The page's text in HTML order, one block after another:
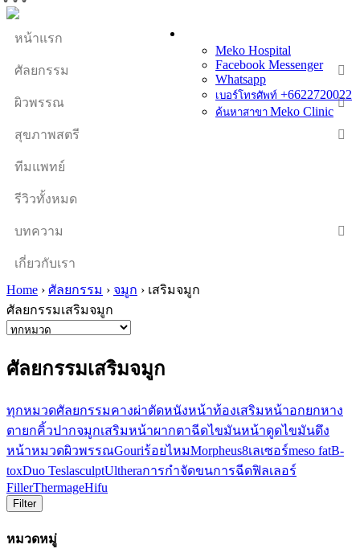
Meko Hospital
Facebook Messenger
Whatsapp
เบอร์โทรศัพท์ +6622720022
ค้นหาสาขา Meko Clinic
หน้าแรก
ศัลยกรรม
ผิวพรรณ
สุขภาพสตรี
ทีมแพทย์
รีวิวทั้งหมด
บทความ
เกี่ยวกับเรา
Home › ศัลยกรรม › จมูก › เสริมจมูก
ศัลยกรรมเสริมจมูก
ศัลยกรรมเสริมจมูก
ทุกหมวดศัลยกรรมคางผ่าตัดหนังหน้าท้องเสริมหน้าอกยกหาง
ตายกคิ้วปากจมูกเสริมหน้าผากตาฉีดไขมันหน้าดูดไขมันดึง
หน้าหมวดผิวพรรณGouriร้อยไหมMorpheus8เลเซอร์meso fatB-
toxDuo TeslasculptUltheraการกำจัดขนการฉีดฟิลเลอร์
FillerThermageHifu
Filter
หมวดหมู่